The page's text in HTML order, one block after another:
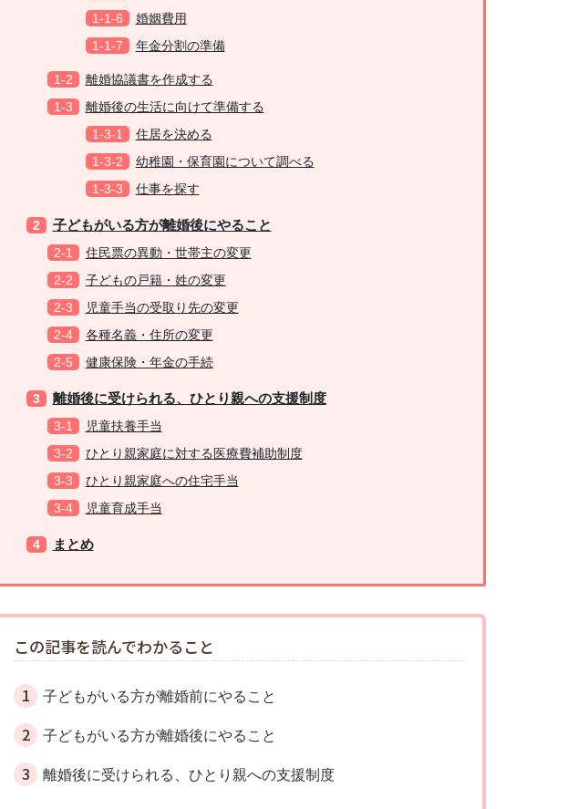
婚姻費用
年金分割の準備
離婚協議書を作成する
離婚後の生活に向けて準備する
住居を決める
幼稚園・保育園について調べる
仕事を探す
子どもがいる方が離婚後にやること
住民票の異動・世帯主の変更
子どもの戸籍・姓の変更
児童手当の受取り先の変更
各種名義・住所の変更
健康保険・年金の手続
離婚後に受けられる、ひとり親への支援制度
児童扶養手当
ひとり親家庭に対する医療費補助制度
ひとり親家庭への住宅手当
児童育成手当
まとめ
この記事を読んでわかること
子どもがいる方が離婚前にやること
子どもがいる方が離婚後にやること
離婚後に受けられる、ひとり親への支援制度